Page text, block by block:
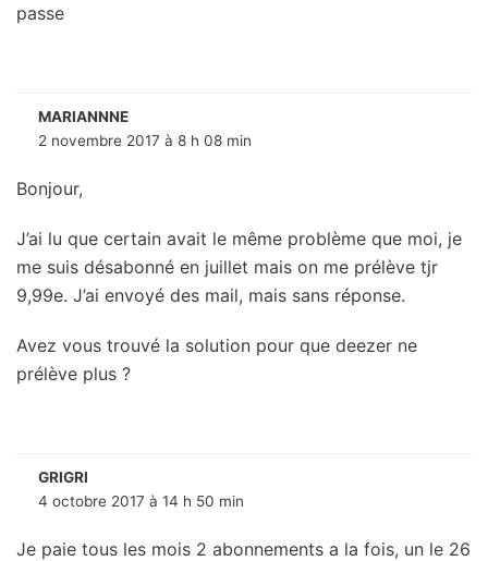
passe
MARIANNNE
2 novembre 2017 à 8 h 08 min
Bonjour,
J’ai lu que certain avait le même problème que moi, je
me suis désabonné en juillet mais on me prélève tjr
9,99e. J’ai envoyé des mail, mais sans réponse.
Avez vous trouvé la solution pour que deezer ne
prélève plus ?
GRIGRI
4 octobre 2017 à 14 h 50 min
Je paie tous les mois 2 abonnements a la fois, un le 26